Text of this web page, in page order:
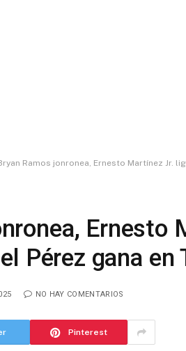
Ramos jonronea, Ernesto Martínez Jr.
Ernesto
Pérez gana en
NO HAY COMENTARIOS
Pinterest